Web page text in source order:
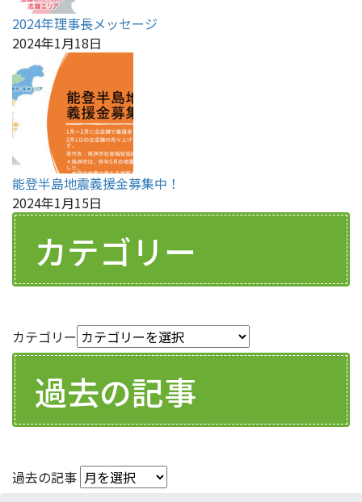
2024年理事長メッセージ
2024年1月18日
能登半島地震義援金募集中！
2024年1月15日
カテゴリー
カテゴリー
過去の記事
過去の記事